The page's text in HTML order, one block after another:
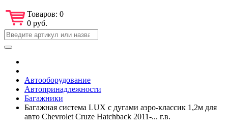
Товаров: 0
0 руб.
Автооборудование
Автопринадлежности
Багажники
Багажная система LUX с дугами аэро-классик 1,2м для
авто Chevrolet Cruze Hatchback 2011-... г.в.